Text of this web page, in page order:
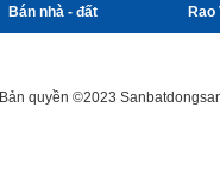
Bán nhà - đất Rao
Bản quyền ©2023